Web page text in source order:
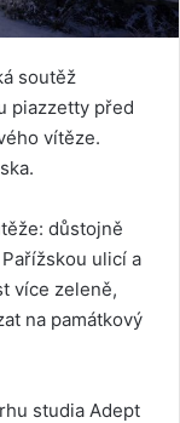
soutěž
piazzetty před
vítěze.
důstojně
ulicí a
více zeleně,
na památkový
studia Adept